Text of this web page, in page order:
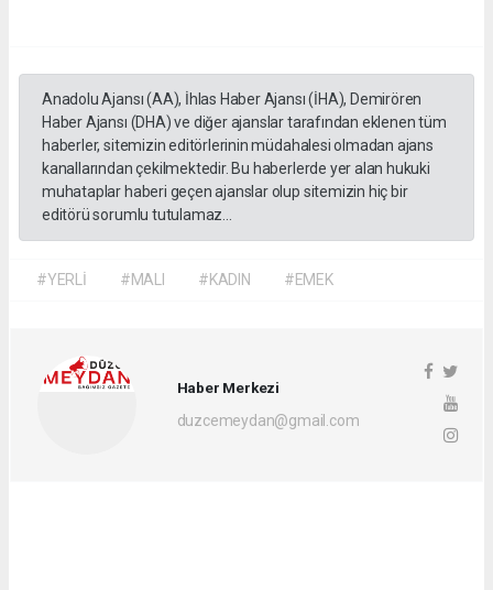
Anadolu Ajansı (AA), İhlas Haber Ajansı (İHA), Demirören
Haber Ajansı (DHA) ve diğer ajanslar tarafından eklenen tüm
haberler, sitemizin editörlerinin müdahalesi olmadan ajans
kanallarından çekilmektedir. Bu haberlerde yer alan hukuki
muhataplar haberi geçen ajanslar olup sitemizin hiç bir
editörü sorumlu tutulamaz...
#YERLİ #MALI #KADIN #EMEK
Haber Merkezi
duzcemeydan@gmail.com